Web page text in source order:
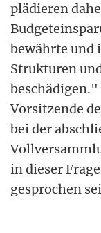
plädieren
bewährte und
Strukturen
Vorsitzende
bei der
in dieser
gesprochen